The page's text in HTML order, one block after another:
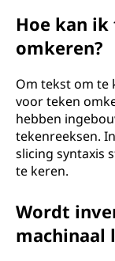
Hoe kan
omkeren?
Om tekst om te
voor teken
hebben
tekenreeksen.
slicing syntaxis
te keren.
Wordt
machinaal